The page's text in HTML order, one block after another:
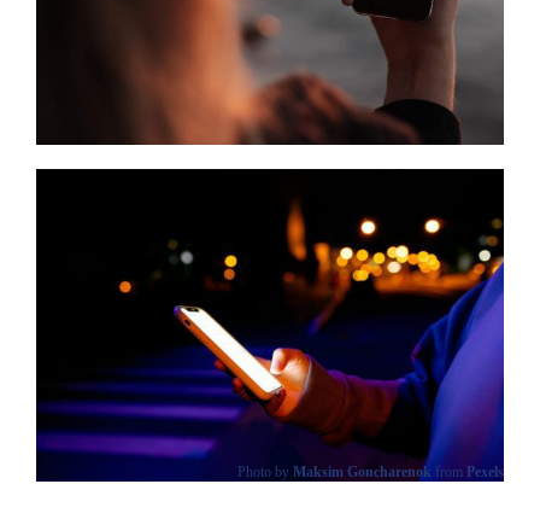
Photo by Maksim Goncharenok from Pexels